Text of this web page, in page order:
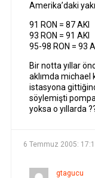
Amerika’daki
91 RON = 87 AKI
93 RON = 91 AKI
95-98 RON = 93
Bir notta yıllar
aklımda michael
istasyona
söylemişti
yoksa o yıllarda
6 Temmuz 2005:
gtagucu